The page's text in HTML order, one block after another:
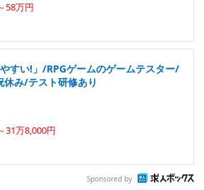
58万円
やすい!」/RPGゲームのゲームテスター/
み/テスト研修あり
31万8,000円
Sponsored by